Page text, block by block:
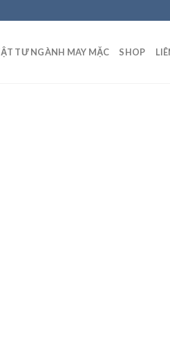
TƯ NGÀNH MAY MẶC SHOP